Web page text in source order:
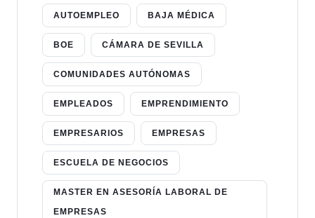
AUTOEMPLEO BAJA MÉDICA
BOE CÁMARA DE SEVILLA
COMUNIDADES AUTÓNOMAS
EMPLEADOS EMPRENDIMIENTO
EMPRESARIOS EMPRESAS
ESCUELA DE NEGOCIOS
MASTER EN ASESORÍA LABORAL DE
EMPRESAS